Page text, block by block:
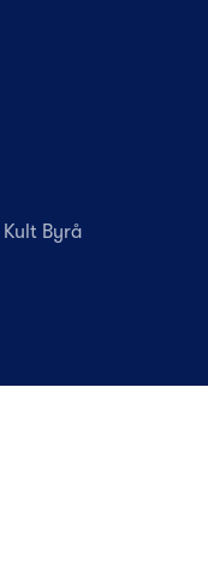
Kult Byrå